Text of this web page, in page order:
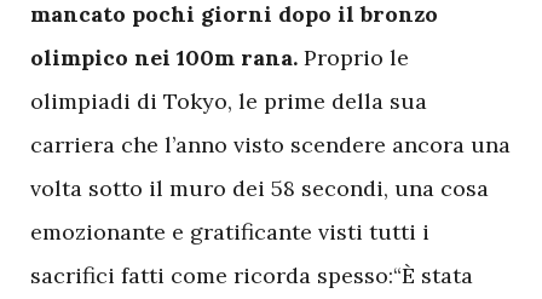
mancato pochi giorni dopo il bronzo
olimpico nei 100m rana. Proprio le
olimpiadi di Tokyo, le prime della sua
carriera che l’anno visto scendere ancora una
volta sotto il muro dei 58 secondi, una cosa
emozionante e gratificante visti tutti i
sacrifici fatti come ricorda spesso:“È stata